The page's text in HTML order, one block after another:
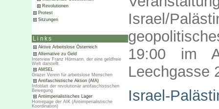
Revolutionen
Protest
Sitzungen
Links
Aktive Arbeitslose Österreich
Alternative zu Geld
Interview Franz Hörmann, der eine geldfreie
Welt darstellt.
AMSEL
Grazer Verein für arbeitslose Menschen
Antifaschistische Aktion (AfA)
Infoblatt der revolutionär antifaschistischen
Bewegung
Antiimperialistisches Lager
Homepage der AIK (Antiimperialistische
Koordination)
Israel/
19:00 im
Leechgasse
Israel-